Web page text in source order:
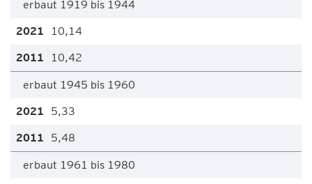
erbaut 1919 bis 1944
10,14
10,42
erbaut 1945 bis 1960
5,33
5,48
erbaut 1961 bis 1980